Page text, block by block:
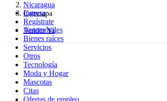
Ingresa
Regístrate
Vender Ya
Nicaragua
Camoapa
Automóviles
Bienes raíces
Servicios
Otros
Tecnología
Moda y Hogar
Mascotas
Citas
Ofertas de empleo